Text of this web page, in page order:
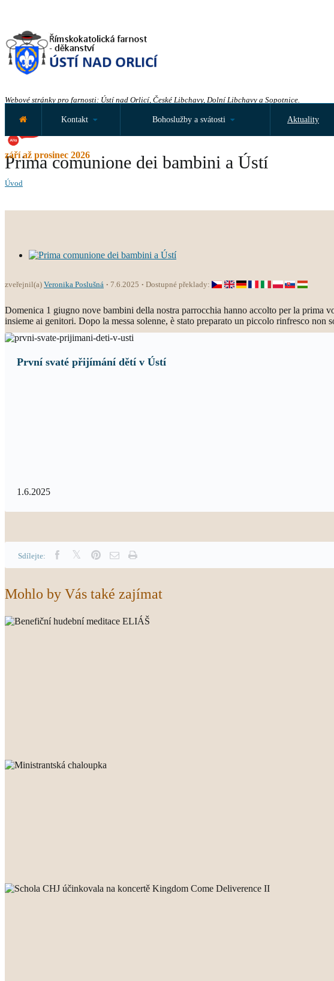
Webové stránky pro farnosti: Ústí nad Orlicí, České Libchavy, Dolní Libchavy a Sopotnice.
září až prosinec 2026
Kontakt Bohoslužby a svátosti Aktuality
Prima comunione dei bambini a Ústí
Úvod
zveřejnil(a) Veronika Poslušná 7.6.2025 Dostupné překlady:
Domenica 1 giugno nove bambini della nostra parrocchia hanno accolto per la prima
insieme ai genitori. Dopo la messa solenne, è stato preparato un piccolo rinfresco
První svaté přijímání dětí v Ústí
1.6.2025
Sdílejte:
Mohlo by Vás také zajímat